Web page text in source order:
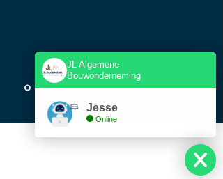
JL Algemene
Bouwonderneming
Jesse
Online